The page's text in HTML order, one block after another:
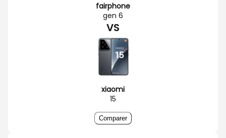
fairphone
gen 6
VS
xiaomi
15
Comparer